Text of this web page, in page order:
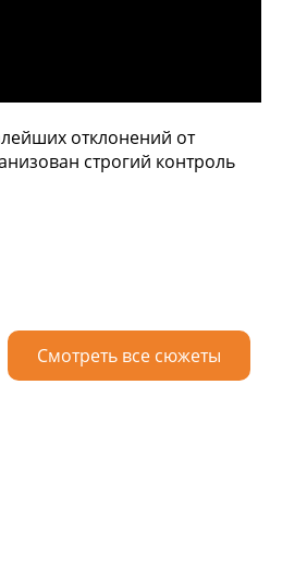
отклонений от
строгий контроль
Смотреть все сюжеты